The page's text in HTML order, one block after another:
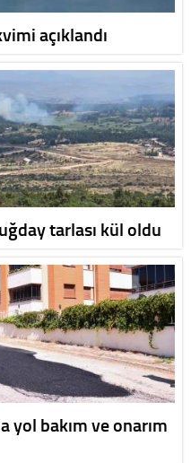
açıklandı
tarlası kül oldu
yol bakım ve onarım